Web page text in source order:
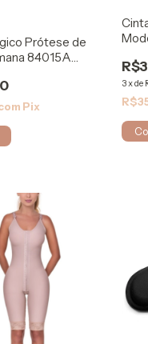
Prótese de
84015A
Pix
3 xde